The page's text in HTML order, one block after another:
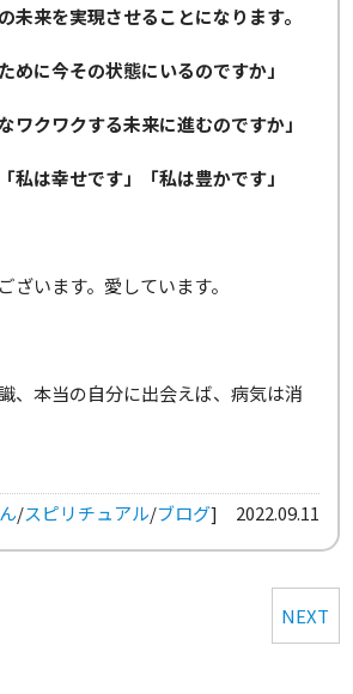
未来を実現させることになります。
めに今その状態にいるのですか」
ワクワクする未来に進むのですか」
私は幸せです」「私は豊かです」
ざいます。愛しています。
、本当の自分に出会えば、病気は消
/スピリチュアル/ブログ] 2022.09.11
NEXT